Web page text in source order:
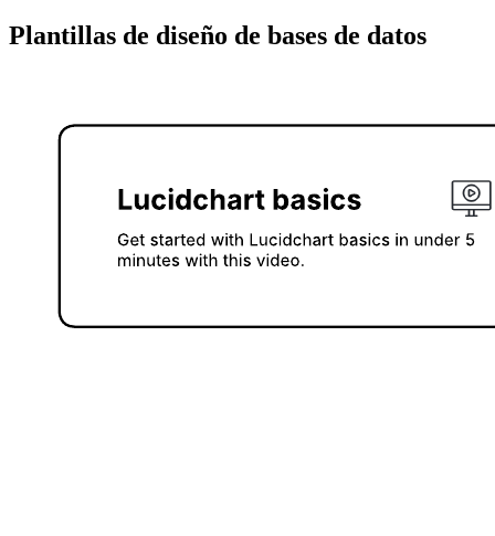
Plantillas de diseño de bases de datos